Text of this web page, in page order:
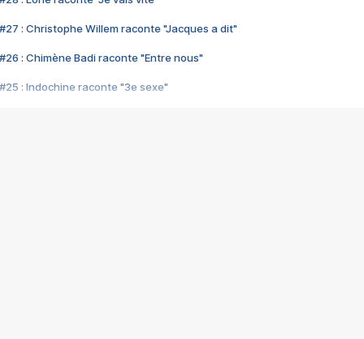
#27 : Christophe Willem raconte "Jacques a dit"
#26 : Chimène Badi raconte "Entre nous"
#25 : Indochine raconte "3e sexe"